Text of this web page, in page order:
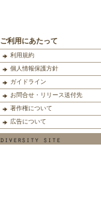
ご利用にあたって
利用規約
個人情報保護方針
ガイドライン
お問合せ・リリース送付先
著作権について
広告について